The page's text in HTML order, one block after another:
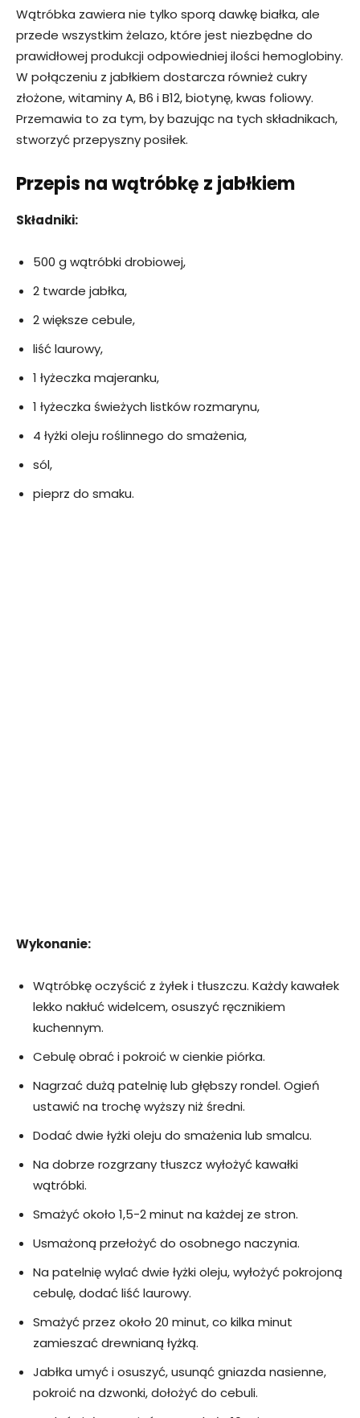
Wątróbka zawiera nie tylko sporą dawkę białka, ale
przede wszystkim żelazo, które jest niezbędne do
prawidłowej produkcji odpowiedniej ilości hemoglobiny.
W połączeniu z jabłkiem dostarcza również cukry
złożone, witaminy A, B6 i B12, biotynę, kwas foliowy.
Przemawia to za tym, by bazując na tych składnikach,
stworzyć przepyszny posiłek.
Przepis na wątróbkę z jabłkiem
Składniki:
500 g wątróbki drobiowej,
2 twarde jabłka,
2 większe cebule,
liść laurowy,
1 łyżeczka majeranku,
1 łyżeczka świeżych listków rozmarynu,
4 łyżki oleju roślinnego do smażenia,
sól,
pieprz do smaku.
Wykonanie:
Wątróbkę oczyścić z żyłek i tłuszczu. Każdy kawałek
lekko nakłuć widelcem, osuszyć ręcznikiem
kuchennym.
Cebulę obrać i pokroić w cienkie piórka.
Nagrzać dużą patelnię lub głębszy rondel. Ogień
ustawić na trochę wyższy niż średni.
Dodać dwie łyżki oleju do smażenia lub smalcu.
Na dobrze rozgrzany tłuszcz wyłożyć kawałki
wątróbki.
Smażyć około 1,5-2 minut na każdej ze stron.
Usmażoną przełożyć do osobnego naczynia.
Na patelnię wylać dwie łyżki oleju, wyłożyć pokrojoną
cebulę, dodać liść laurowy.
Smażyć przez około 20 minut, co kilka minut
zamieszać drewnianą łyżką.
Jabłka umyć i osuszyć, usunąć gniazda nasienne,
pokroić na dzwonki, dołożyć do cebuli.